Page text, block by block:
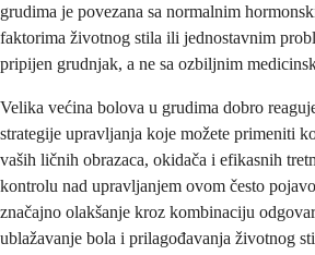
grudima je povezana sa normalnim
faktorima životnog stila ili jednostavnim
pripijen grudnjak, a ne sa ozbiljnim
Velika većina bolova u grudima dobro
strategije upravljanja koje možete primeniti
vaših ličnih obrazaca, okidača i efikasnih
kontrolu nad upravljanjem ovom često
značajno olakšanje kroz kombinaciju
ublažavanje bola i prilagođavanja životnog